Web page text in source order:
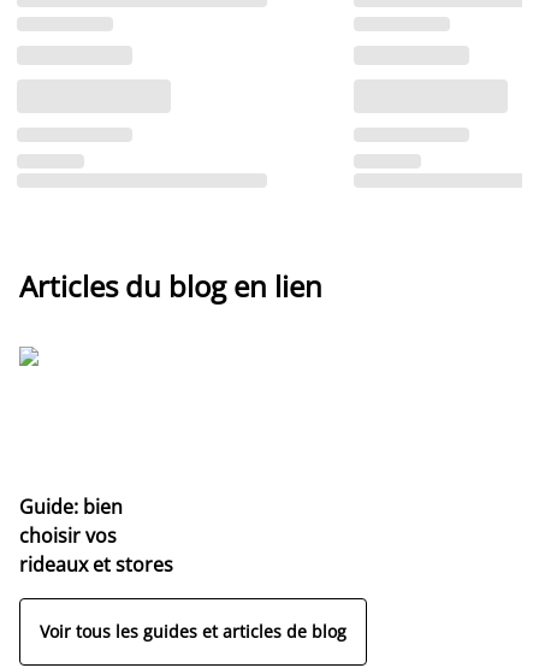
Articles du blog en lien
Guide: bien
choisir vos
rideaux et stores
Voir tous les guides et articles de blog